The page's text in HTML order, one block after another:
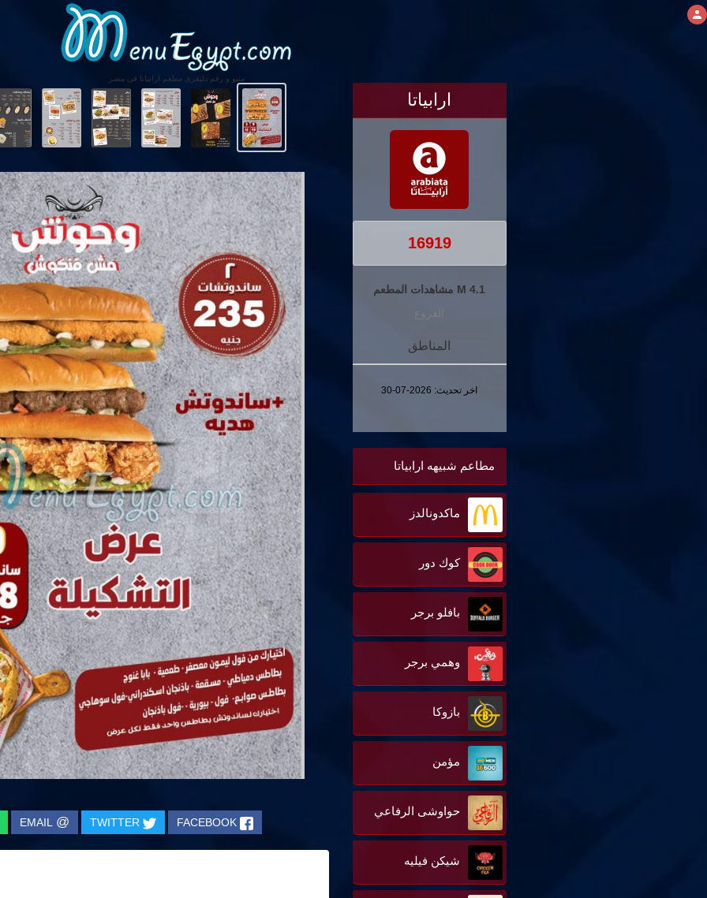
منيو و رقم دليفرى مطعم ارابياتا فى مصر
ارابياتا
16919
4.1 M مشاهدات المطعم
الفروع
المناطق
اخر تحديث: 2026-07-30
مطاعم شبيهه ارابياتا
ماكدونالدز
كوك دور
بافلو برجر
وهمي برجر
بازوكا
مؤمن
حواوشى الرفاعي
شيكن فيليه
FACEBOOK
TWITTER
@
EMAIL